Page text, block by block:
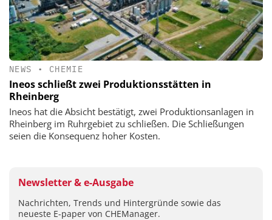
NEWS • CHEMIE
Ineos schließt zwei Produktionsstätten in
Rheinberg
Ineos hat die Absicht bestätigt, zwei Produktionsanlagen in
Rheinberg im Ruhrgebiet zu schließen. Die Schließungen
seien die Konsequenz hoher Kosten.
Newsletter & e-Ausgabe
Nachrichten, Trends und Hintergründe sowie das
neueste E-paper von CHEManager.